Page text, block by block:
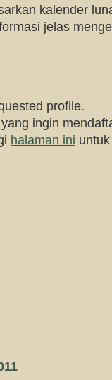
kalender
jelas
profile.
ingin
halaman ini